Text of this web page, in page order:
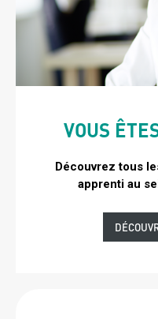
VOUS
Découvrez tous
apprenti au